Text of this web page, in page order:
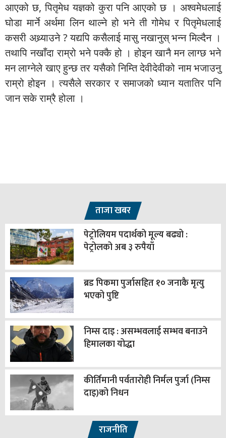
आएको छ, पितृमेध यज्ञको कुरा पनि आएको छ । अश्वमेधलाई
घोडा मार्ने अर्थमा लिन थाल्ने हो भने ती गोमेध र पितृमेधलाई
कसरी अथ्र्याउने ? यद्यपि कसैलाई मासु नखानुस् भन्न मिल्दैन ।
तथापि नखाँदा राम्रो भने पक्कै हो । होइन खानै मन लाग्छ भने
मन लाग्नेले खाए हुन्छ तर यसैको निम्ति देवीदेवीको नाम भजाउनु
राम्रो होइन । त्यसैले सरकार र समाजको ध्यान यतातिर पनि
जान सके राम्रै होला ।
ताजा खबर
पेट्रोलियम पदार्थको मूल्य बढ्यो :
पेट्रोलको अब ३ रुपैयाँ
ब्रड पिकमा पुर्जासहित १० जनाकै मृत्यु
भएको पुष्टि
निम्स दाइ : असम्भवलाई सम्भव बनाउने
हिमालका योद्धा
कीर्तिमानी पर्वतारोही निर्मल पुर्जा (निम्स
दाइ)को निधन
राजनीति